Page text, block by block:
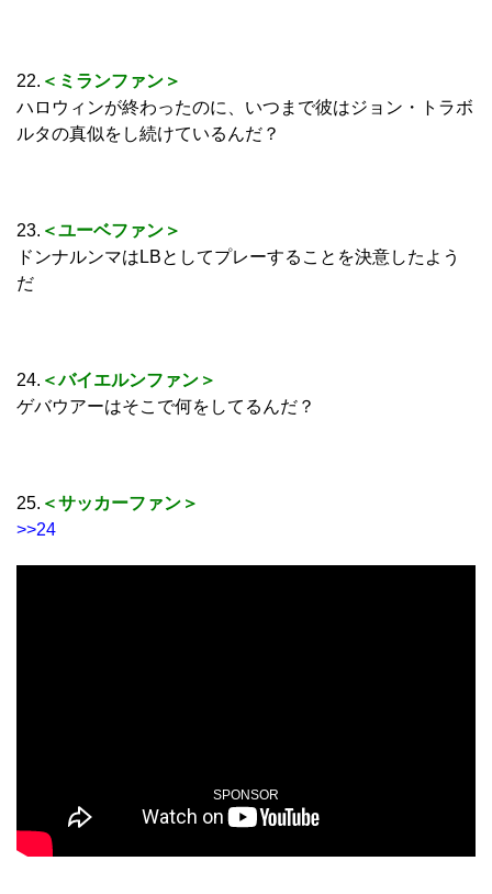
SPONSOR
22. ＜ミランファン＞
ハロウィンが終わったのに、いつまで彼はジョン・トラボ
ルタの真似をし続けているんだ？
23. ＜ユーベファン＞
ドンナルンマはLBとしてプレーすることを決意したよう
だ
24. ＜バイエルンファン＞
ゲバウアーはそこで何をしてるんだ？
25. ＜サッカーファン＞
>>24